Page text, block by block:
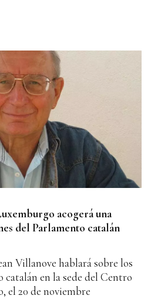
acogerá una
del Parlamento catalán
Villanove hablará sobre los
catalán en la sede del Centro
el 20 de noviembre